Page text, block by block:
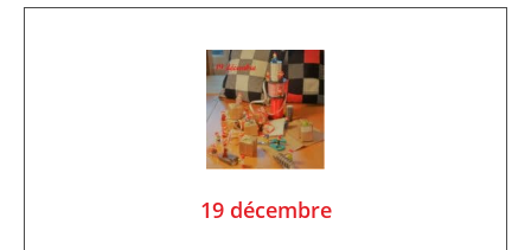
19 décembre